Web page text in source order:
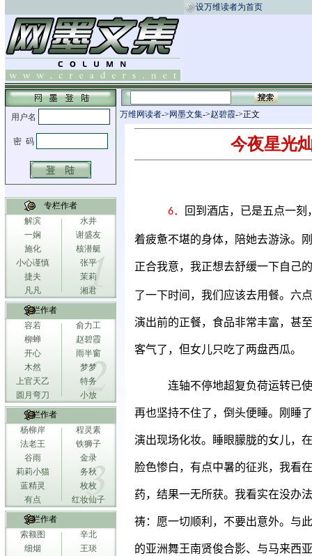
设万维读者为首页
专栏作者
解滨
水井
一娴
谢盛友
施化
核潜艇
小心谨慎
张平
捷夫
茉莉
凡凡
湘君
专栏作者
容若
俞力工
柳蝉
赵碧霞
开心
雨半窗
木然
梦梦
上官天乙
特务
圆月弯刀
小放
专栏作者
杨柳岸
程灵素
法老王
铁狮子
谷雨
金录
莉莉小猫
务秋
蓝精灵
枚枚
有点
红妆仙子
专栏作者
索额图
辛北
细烟
王琰
万维网读者-> 网墨文集->赵碧霞->正文
今夜星光
6． 回到酒店，已是五点一刻
着疲惫不堪的身体，陪她去游泳。
正合我意，我正想去舒缓一下自己
了一下时间，我们应该去用餐。六
演出前的正餐，食品非常丰富，甚
客气了，但女儿只吃了两盘西瓜。
连轴不停地超复负荷运转已
再也坚持不住了，倒头便睡。刚睡
演出现场化妆。睡眼朦胧的女儿，
脸色惨白，有点中暑的征兆，我看
药，结果一无所获。我看实在没办
祷：愿一切顺利，不要出意外。与
的亚洲舞王南贤俊合影、与马来西